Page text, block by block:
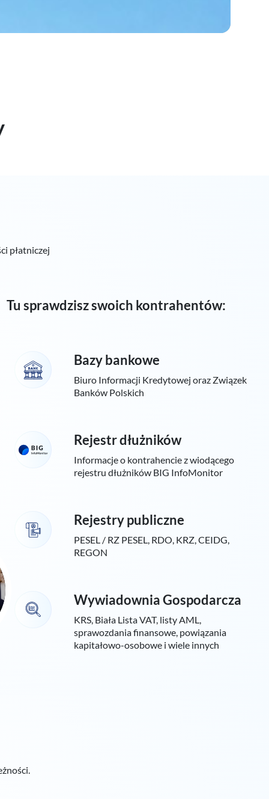
płatniczej
Tu sprawdzisz swoich kontrahentów:
Bazy bankowe
Biuro Informacji Kredytowej oraz Związek
Banków Polskich
Rejestr dłużników
Informacje o kontrahencie z wiodącego
rejestru dłużników BIG InfoMonitor
Rejestry publiczne
PESEL / RZ PESEL, RDO, KRZ, CEIDG,
REGON
Wywiadownia Gospodarcza
KRS, Biała Lista VAT, listy AML,
sprawozdania finansowe, powiązania
kapitałowo-osobowe i wiele innych